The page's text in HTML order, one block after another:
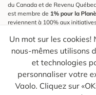
Un mot sur les
nous-mêmes utilisons
et technologies
personnaliser votre
Vaolo. Cliquez sur
du Canada et de Revenu
est membre de 1% pour la
reviennent à 100% aux
S'inscrire à l'infolettre
Pour connaître les nouveautés,
astuces pour des voyages plus
Ton courriel